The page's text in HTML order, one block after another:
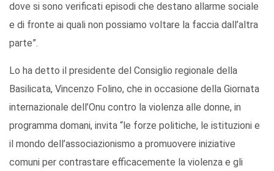
dove si sono verificati episodi che destano allarme sociale
e di fronte ai quali non possiamo voltare la faccia dall’altra
parte”.
Lo ha detto il presidente del Consiglio regionale della
Basilicata, Vincenzo Folino, che in occasione della Giornata
internazionale dell’Onu contro la violenza alle donne, in
programma domani, invita “le forze politiche, le istituzioni e
il mondo dell’associazionismo a promuovere iniziative
comuni per contrastare efficacemente la violenza e gli